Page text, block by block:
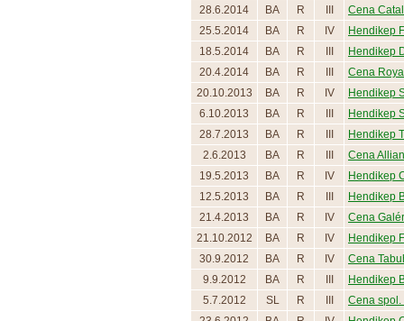
28.6.2014
BA R
Cena
25.5.2014
BA R IV
Hendikep
18.5.2014
BA R
Hendikep
20.4.2014
BA R
Cena
20.10.2013
BA R IV
Hendikep
6.10.2013
BA R
Hendikep
28.7.2013
BA R
Hendikep
2.6.2013
BA R
Cena
19.5.2013
BA R IV
Hendikep
12.5.2013
BA R
Hendikep
21.4.2013
BA R IV
Cena
21.10.2012
BA R IV
Hendikep
30.9.2012
BA R IV
Cena
9.9.2012
BA R
Hendikep
5.7.2012
SL R
Cena spol.